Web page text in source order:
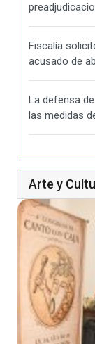
Fiscalía
acusado de
La defensa
las medidas
Arte y